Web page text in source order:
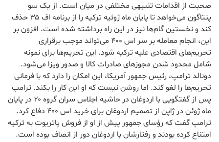
صحبت از اقدامات تنبیهی مختلفی در میان است. از یک سو
پنتاگون می‌خواهد تا پایان ماه ژوئیه ترکیه را از برنامه اف ۳۵ حذف
کند و نخستین گام‌ها نیز در این راه برداشته شده است. افزون بر
این، انجام معامله بر سر اس ۴۰۰ می‌تواند موجب برقراری
تحریم‌های اقتصادی علیه ترکیه شود. این تحریم‌ها برای نمونه
شامل محدود شدن مجوزهای صادرات کالا و صدور ویزا می‌شود.
دونالد ترامپ، رئیس جمهور آمریکا، این امکان را دارد که با فرمانی
تحریم‌ها را لغو کند. اما روشن نیست که او این کار را بکند. ترامپ
پس از گفتگویی با اردوغان در حاشیه اجلاس سران گروه ۲۰ در پایان
ماه ژوئن در ژاپن از تصمیم اردوغان برای خرید اس ۴۰۰ دفاع کرد.
ترامپ گفت که رؤسای جمهور پیش از او از فروش پاتریوت به ترکیه
امتناع کرده بودند و رفتارشان با اردوغان دور از انصاف بوده است.